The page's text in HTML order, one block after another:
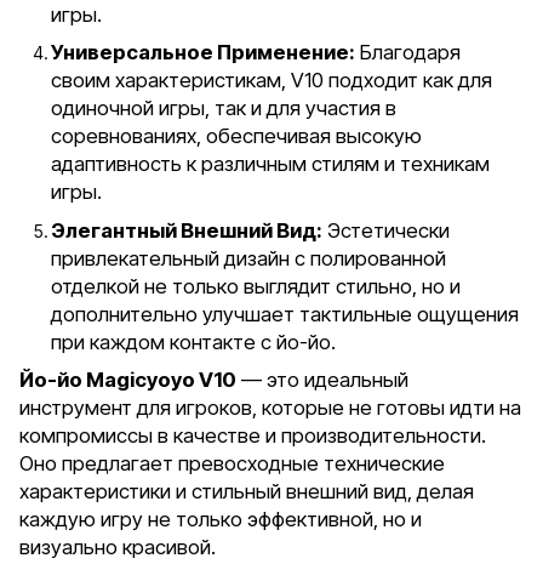
игры.
Универсальное Применение: Благодаря
своим характеристикам, V10 подходит как для
одиночной игры, так и для участия в
соревнованиях, обеспечивая высокую
адаптивность к различным стилям и техникам
игры.
Элегантный Внешний Вид: Эстетически
привлекательный дизайн с полированной
отделкой не только выглядит стильно, но и
дополнительно улучшает тактильные ощущения
при каждом контакте с йо-йо.
Йо-йо Magicyoyo V10 — это идеальный
инструмент для игроков, которые не готовы идти на
компромиссы в качестве и производительности.
Оно предлагает превосходные технические
характеристики и стильный внешний вид, делая
каждую игру не только эффективной, но и
визуально красивой.